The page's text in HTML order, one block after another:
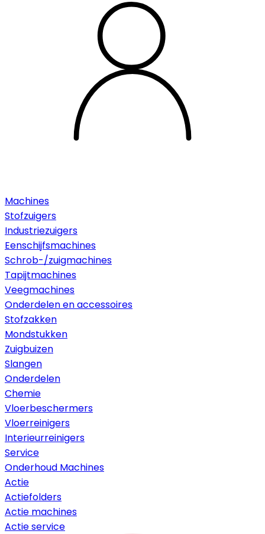
Machines
Stofzuigers
Industriezuigers
Eenschijfsmachines
Schrob-/zuigmachines
Tapijtmachines
Veegmachines
Onderdelen en accessoires
Stofzakken
Mondstukken
Zuigbuizen
Slangen
Onderdelen
Chemie
Vloerbeschermers
Vloerreinigers
Interieurreinigers
Service
Onderhoud Machines
Actie
Actiefolders
Actie machines
Actie service